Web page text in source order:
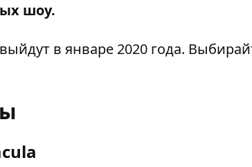
шоу.
в январе 2020 года.